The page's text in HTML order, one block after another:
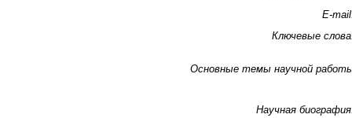
E-
Ключевые
Основные темы научной
Научная